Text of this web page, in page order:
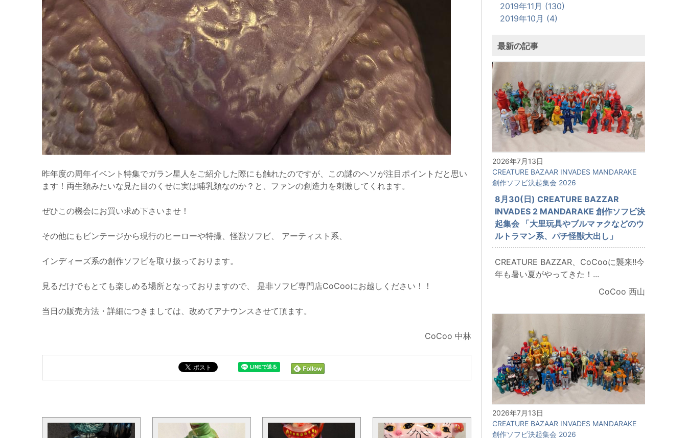
昨年度の周年イベント特集でガラン星人をご紹介した際にも触れたのですが、この謎のヘソが注目ポイントだと思い
ます！両生類みたいな見た目のくせに実は哺乳類なのか？と、ファンの創造力を刺激してくれます。
ぜひこの機会にお買い求め下さいませ！
その他にもビンテージから現行のヒーローや特撮、怪獣ソフビ、 アーティスト系、
インディーズ系の創作ソフビを取り扱っております。
見るだけでもとても楽しめる場所となっておりますので、 是非ソフビ専門店CoCooにお越しください！！
当日の販売方法・詳細につきましては、改めてアナウンスさせて頂ます。
CoCoo 中林
2019年11月 (130)
2019年10月 (4)
最新の記事
2026年7月13日
CREATURE BAZAAR INVADES MANDARAKE
創作ソフビ決起集会 2026
8月30(日) CREATURE BAZZAR
INVADES 2 MANDARAKE 創作ソフビ決
起集会 「大里玩具やブルマァクなどのウ
ルトラマン系、パチ怪獣大出し」
CREATURE BAZZAR、CoCooに襲来!!今
年も暑い夏がやってきた！...
CoCoo 西山
2026年7月13日
CREATURE BAZAAR INVADES MANDARAKE
創作ソフビ決起集会 2026